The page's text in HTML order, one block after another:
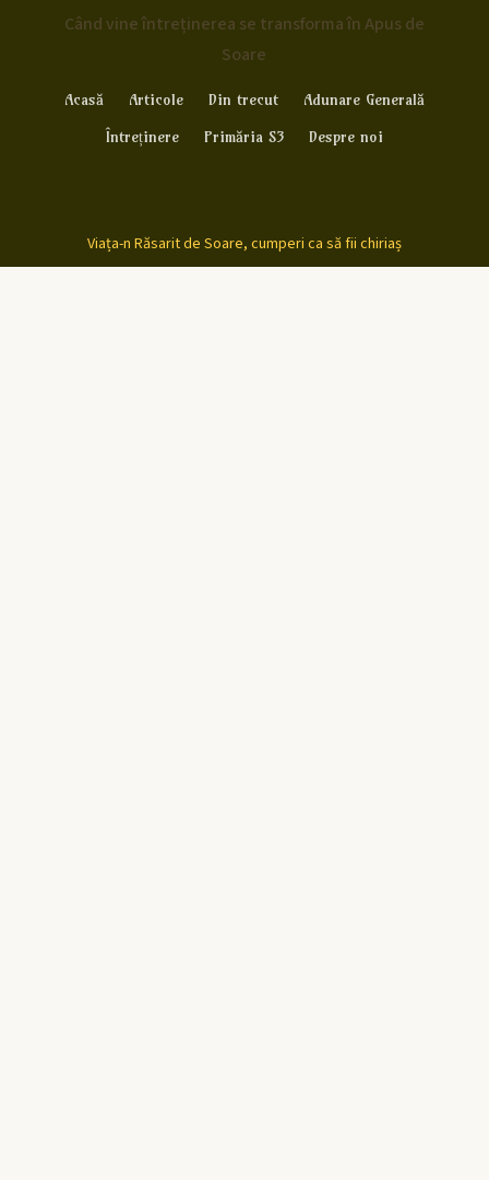
Când vine întreținerea se transforma în Apus de
Soare
Acasă Articole Din trecut
Adunare Generală
Întreținere
Primăria S3 Despre noi
Viața-n Răsarit de Soare, cumperi ca să fii chiriaș